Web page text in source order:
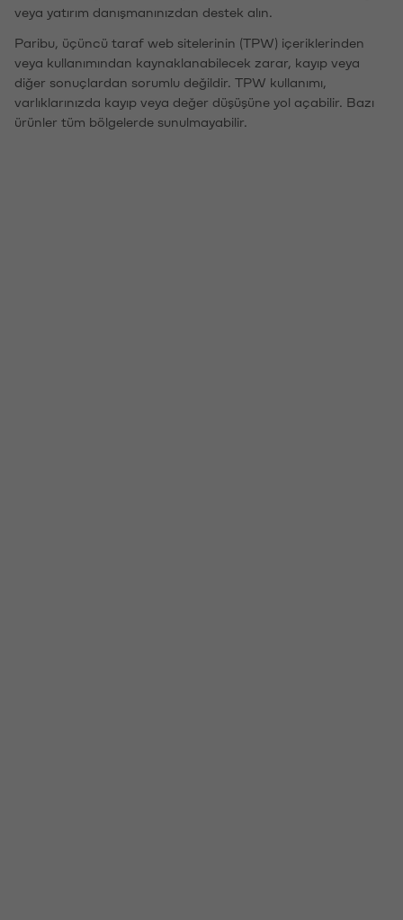
veya yatırım danışmanınızdan destek alın.
Paribu, üçüncü taraf web sitelerinin (TPW) içeriklerinden
veya kullanımından kaynaklanabilecek zarar, kayıp veya
diğer sonuçlardan sorumlu değildir. TPW kullanımı,
varlıklarınızda kayıp veya değer düşüşüne yol açabilir. Bazı
ürünler tüm bölgelerde sunulmayabilir.